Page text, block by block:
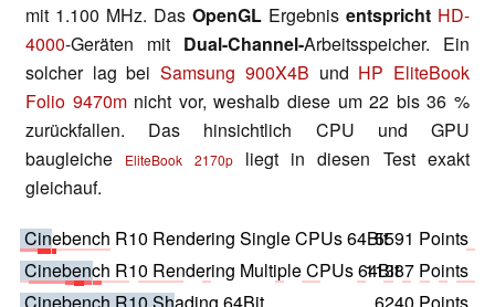
mit 1.100 MHz. Das OpenGL Ergebnis entspricht HD-
4000-Geräten mit Dual-Channel-Arbeitsspeicher. Ein
solcher lag beiSamsung 900X4B und HP EliteBook
Folio 9470mnicht vor, weshalb diese um 22 bis 36 %
zurückfallen. Das hinsichtlich CPU und GPU
baugleiche
EliteBook 2170pliegt in diesen Test exakt
gleichauf.
Cinebench R10 Rendering Single CPUs 64Bit5591 Points
Cinebench R10 Rendering Multiple CPUs 64Bit11387 Points
Cinebench R10 Shading 64Bit
6240 Points